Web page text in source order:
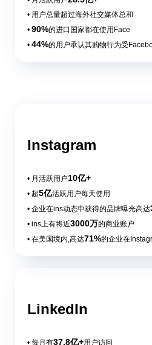
• 用户总量超过海外社交媒体总和
•90%的进口国家都在使用Face
•44%的用户承认其购物行为受
Instagram
• 月活跃用户10亿+
• 超5亿活跃用户每天使用
• 企业在ins动态中获得的品牌曝光高达
• ins上有将近3000万的商业账户
• 在美国境内,高达71%的企业在
LinkedIn
• 每月有37.8亿+用户访问